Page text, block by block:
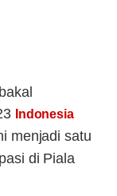
Indonesia
menjadi satu
di Piala